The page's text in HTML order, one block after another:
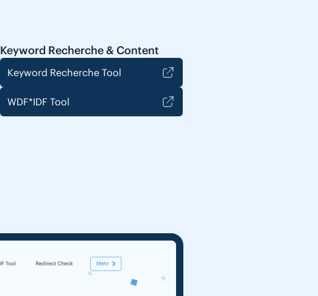
Keyword Recherche & Content
Keyword Recherche Tool
WDF*IDF Tool